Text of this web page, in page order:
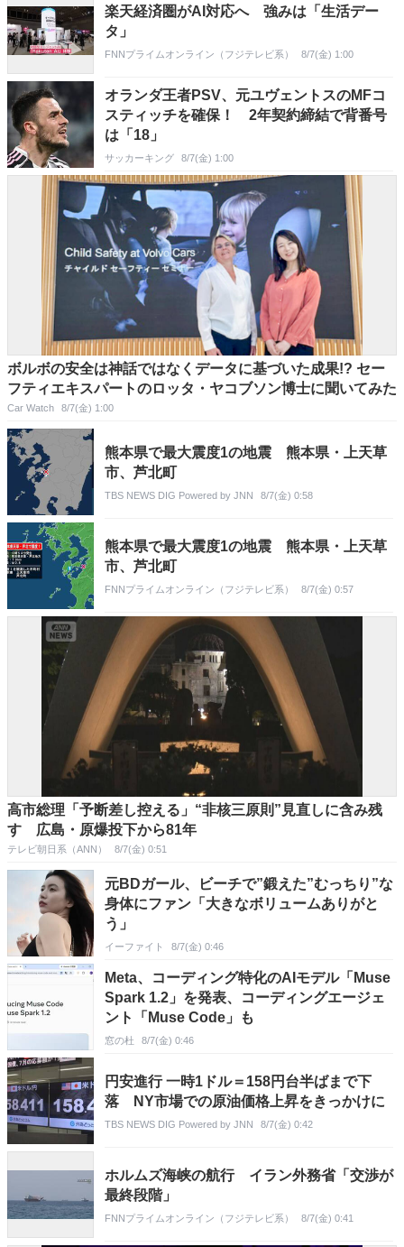
楽天経済圏がAI対応へ 強みは「生活デー
タ」
FNNプライムオンライン（フジテレビ系） 8/7(金) 1:00
オランダ王者PSV、元ユヴェントスのMFコ
スティッチを確保！ 2年契約締結で背番号
は「18」
サッカーキング 8/7(金) 1:00
ボルボの安全は神話ではなくデータに基づいた成果!? セー
フティエキスパートのロッタ・ヤコブソン博士に聞いてみた
Car Watch 8/7(金) 1:00
熊本県で最大震度1の地震 熊本県・上天草
市、芦北町
TBS NEWS DIG Powered by JNN 8/7(金) 0:58
熊本県で最大震度1の地震 熊本県・上天草
市、芦北町
FNNプライムオンライン（フジテレビ系） 8/7(金) 0:57
高市総理「予断差し控える」“非核三原則”見直しに含み残
す 広島・原爆投下から81年
テレビ朝日系（ANN） 8/7(金) 0:51
元BDガール、ビーチで”鍛えた”むっちり”な
身体にファン「大きなボリュームありがと
う」
イーファイト 8/7(金) 0:46
Meta、コーディング特化のAIモデル「Muse
Spark 1.2」を発表、コーディングエージェ
ント「Muse Code」も
窓の杜 8/7(金) 0:46
円安進行 一時1ドル＝158円台半ばまで下
落 NY市場での原油価格上昇をきっかけに
TBS NEWS DIG Powered by JNN 8/7(金) 0:42
ホルムズ海峡の航行 イラン外務省「交渉が
最終段階」
FNNプライムオンライン（フジテレビ系） 8/7(金) 0:41